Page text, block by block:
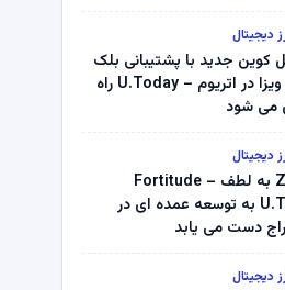
دیجیتال
کوین جدید با پشتیبانی بلک
راک و ویزا در اتریوم – U.Today راه
می شود
دیجیتال
Zcash به لطف Fortitude –
U.Today به توسعه عمده ای در
دست می یابد
دیجیتال